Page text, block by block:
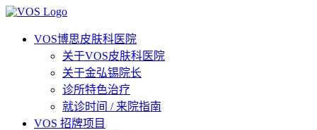
VOS博思皮肤科医院
关于VOS皮肤科医院
关于金弘锡院长
诊所特色治疗
就诊时间 / 来院指南
VOS 招牌项目